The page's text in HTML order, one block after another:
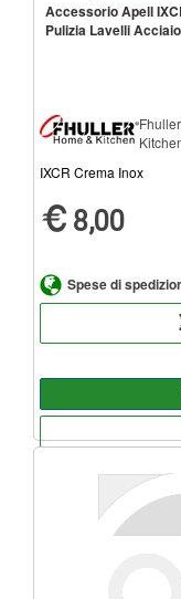
Accessorio Apell
Pulizia Lavelli Acciaio
IXCR Crema Inox
8,00
Spese di